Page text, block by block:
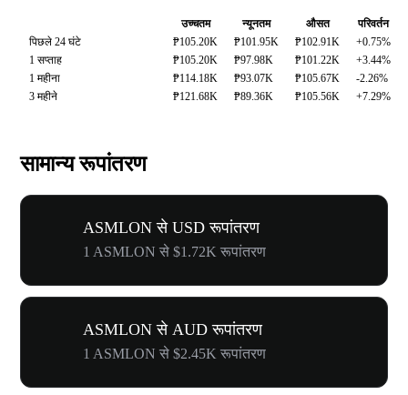
उच्चतम न्यूनतम औसत
परिवर्तन
पिछले 24 घंटे
₱105.20K ₱101.95K ₱102.91K
+0.75%
1 सप्ताह
₱105.20K ₱97.98K ₱101.22K
+3.44%
1 महीना
₱114.18K ₱93.07K ₱105.67K
-2.26%
3 महीने
₱121.68K ₱89.36K ₱105.56K +7.29%
सामान्य रूपांतरण
ASMLON से USD रूपांतरण
1 ASMLON से $1.72K रूपांतरण
ASMLON से AUD रूपांतरण
1 ASMLON से $2.45K रूपांतरण